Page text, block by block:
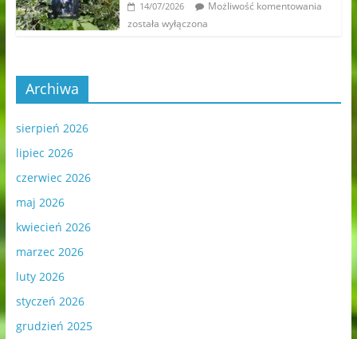
14/07/2026
Możliwość komentowania
została wyłączona
Archiwa
sierpień 2026
lipiec 2026
czerwiec 2026
maj 2026
kwiecień 2026
marzec 2026
luty 2026
styczeń 2026
grudzień 2025